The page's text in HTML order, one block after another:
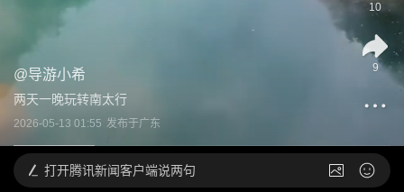
@导游小希
两天一晚玩转南太行
2026-05-13 01:55 发布于广东
10
9
打开腾讯新闻客户端说两句